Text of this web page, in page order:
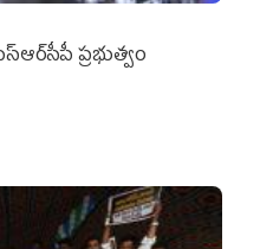
ప్రభుత్వం